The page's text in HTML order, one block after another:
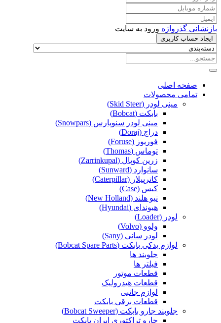
بازنشانی گذرواژه ورود به سایت
ایجاد حساب کاربری
صفحه اصلی
تمامی محصولات
مینی لودر (Skid Steer)
بابکت (Bobcat)
مینی لودر سنوپارس (Snowpars)
دراج (Doraj)
فوریوز (Foruse)
توماس (Thomas)
زرین کوپال (Zarrinkupal)
سانوارد (Sunward)
کاترپیلار (Caterpillar)
کیس (Case)
نیو هلند (New Holland)
هیوندای (Hyundai)
لودر (Loader)
ولوو (Volvo)
لودر سانی (Sany)
لوازم یدکی بابکت (Bobcat Spare Parts)
جلوبند ها
فیلتر ها
قطعات موتور
قطعات هیدرولیک
لوازم جانبی
قطعات برقی بابکت
جلوبند جارو بابکت (Bobcat Sweeper)
جارو تراکتوری ایران بابکت